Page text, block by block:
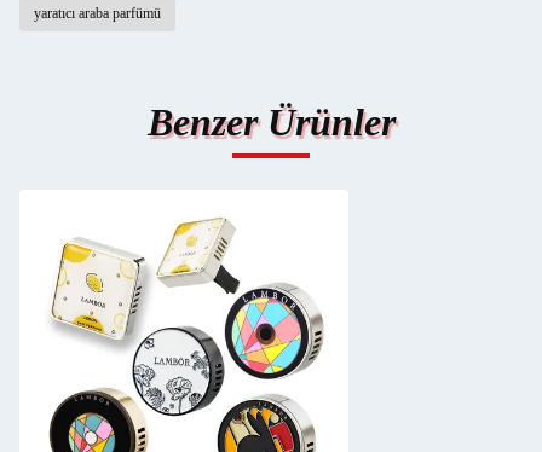
yaratıcı araba parfümü
Benzer Ürünler